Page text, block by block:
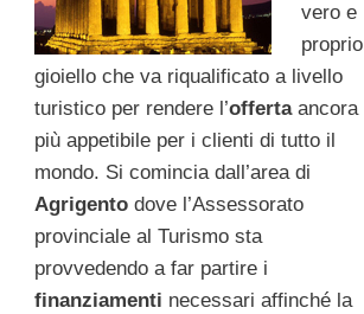
vero e
proprio
gioiello che va riqualificato a livello
turistico per rendere l’offertaancora
più appetibile per i clienti di tutto il
mondo. Si comincia dall’area di
Agrigentodove l’Assessorato
provinciale al Turismo sta
provvedendo a far partire i
finanziamenti necessari affinché la